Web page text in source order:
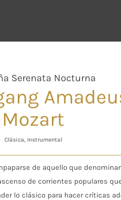
Serenata Nocturna
Mozart
Clásica, Instrumental
de aquello que
de corrientes populares
lo clásico para hacer críticas